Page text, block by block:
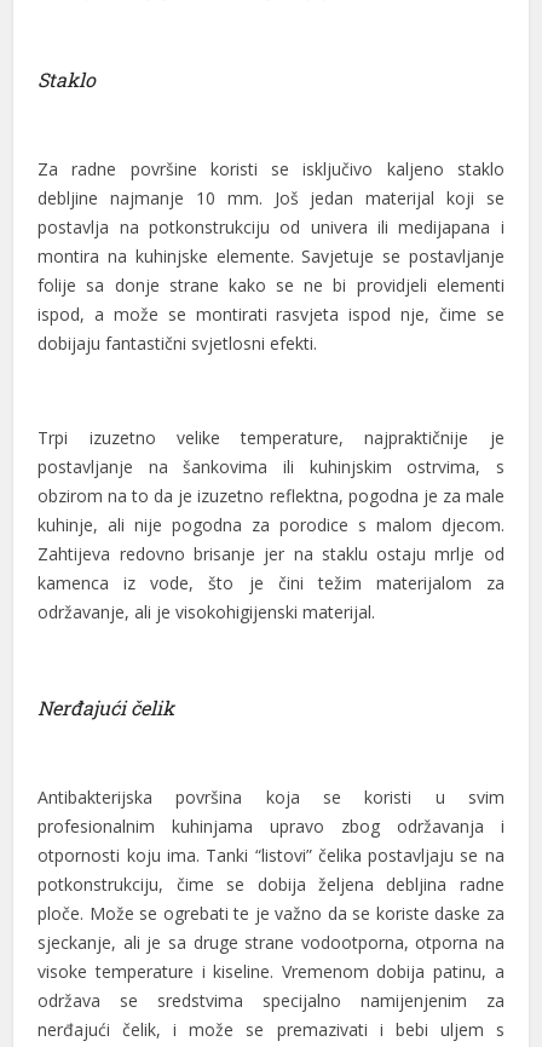
Staklo
Za radne površine koristi se isključivo kaljeno staklo
debljine najmanje 10 mm. Još jedan materijal koji se
postavlja na potkonstrukciju od univera ili medijapana i
montira na kuhinjske elemente. Savjetuje se postavljanje
folije sa donje strane kako se ne bi providjeli elementi
ispod, a može se montirati rasvjeta ispod nje, čime se
dobijaju fantastični svjetlosni efekti.
Trpi izuzetno velike temperature, najpraktičnije je
postavljanje na šankovima ili kuhinjskim ostrvima, s
obzirom na to da je izuzetno reflektna, pogodna je za male
kuhinje, ali nije pogodna za porodice s malom djecom.
Zahtijeva redovno brisanje jer na staklu ostaju mrlje od
kamenca iz vode, što je čini težim materijalom za
održavanje, ali je visokohigijenski materijal.
Nerđajući čelik
Antibakterijska površina koja se koristi u svim
profesionalnim kuhinjama upravo zbog održavanja i
otpornosti koju ima. Tanki “listovi” čelika postavljaju se na
potkonstrukciju, čime se dobija željena debljina radne
ploče. Može se ogrebati te je važno da se koriste daske za
sjeckanje, ali je sa druge strane vodootporna, otporna na
visoke temperature i kiseline. Vremenom dobija patinu, a
održava se sredstvima specijalno namijenjenim za
nerđajući čelik, i može se premazivati i bebi uljem s